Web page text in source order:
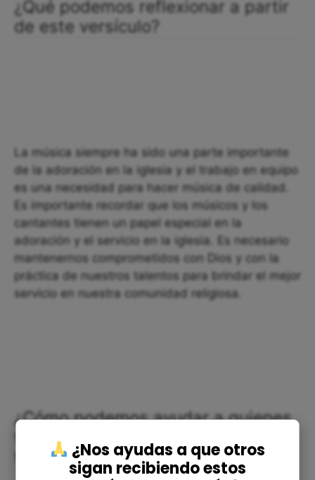
¿Qué podemos reflexionar a partir
de este versículo?
La música siempre ha sido una parte importante
de la adoración en la iglesia y el trabajo en equipo
es una necesidad para hacer música de calidad.
Es importante recordar que los músicos y los
cantantes tienen un papel especial en la
adoración y el servicio en la iglesia. Es necesario
mantenernos comprometidos con Dios y con la
práctica de nuestros talentos para brindar el mejor
servicio en nuestra comunidad religiosa.
¿Cómo podemos ayudar a quienes
tienen inquietudes respecto a este
tema? ¿Nos ayudas a que otros
sigan recibiendo estos